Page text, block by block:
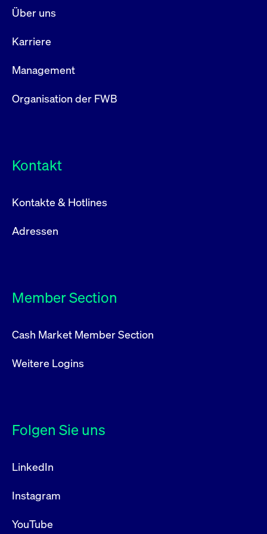
Über uns
Karriere
Management
Organisation der FWB
Kontakt
Kontakte & Hotlines
Adressen
Member Section
Cash Market Member Section
Weitere Logins
Folgen Sie uns
LinkedIn
Instagram
YouTube